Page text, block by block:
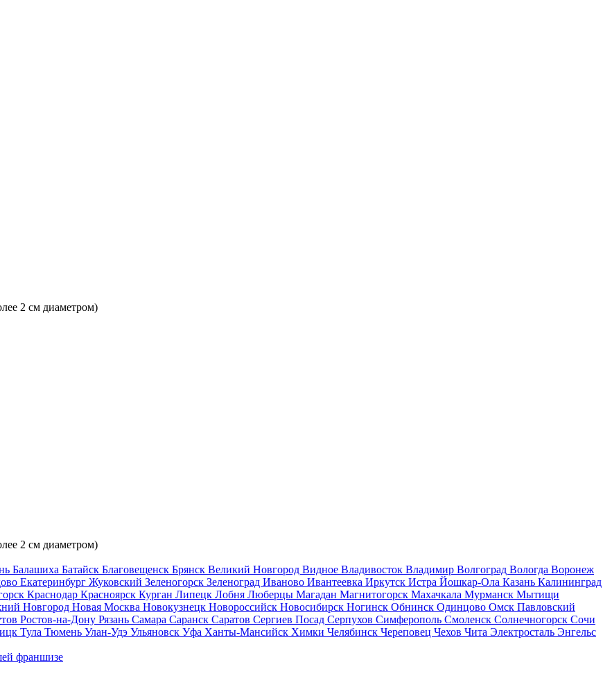
2 см диаметром)
2 см диаметром)
Балашиха Батайск Благовещенск Брянск Великий Новгород Видное Владивосток Владимир Волгоград Вологда Воронеж
Екатеринбург Жуковский Зеленогорск Зеленоград Иваново Ивантеевка Иркутск Истра Йошкар-Ола Казань Калининград
Краснодар Красноярск Курган Липецк Лобня Люберцы Магадан Магнитогорск Махачкала Мурманск Мытищи
Новгород Новая Москва Новокузнецк Новороссийск Новосибирск Ногинск Обнинск Одинцово Омск Павловский
Ростов-на-Дону Рязань Самара Саранск Саратов Сергиев Посад Серпухов Симферополь Смоленск Солнечногорск Сочи
Тула Тюмень Улан-Удэ Ульяновск Уфа Ханты-Мансийск Химки Челябинск Череповец Чехов Чита Электросталь Энгельс
франшизе